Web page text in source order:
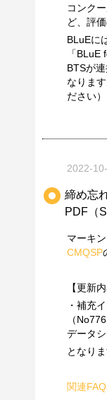
コンク
ど、評
BLuEに
「
BTSが
なりま
ださい）
2022-
締め忘
PDF（
マーキ
CMQSP
【更新内
・補充
（
データ
となりま
関連